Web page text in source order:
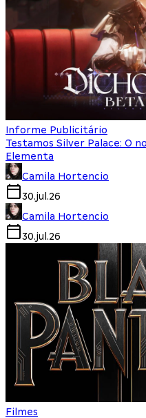
Informe Publicitário
Testamos Silver Palace: O
Elementa
Camila Hortencio
30.jul.26
Camila Hortencio
30.jul.26
Filmes